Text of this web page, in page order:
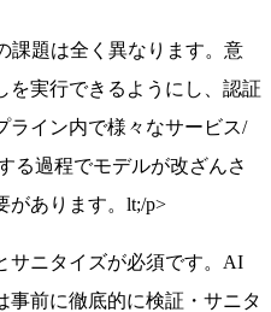
課題は全く異なります。意
を実行できるようにし、認証
ライン内で様々なサービス/
る過程でモデルが改ざんさ
があります。lt;/p>
サニタイズが必須です。AI
事前に徹底的に検証・サニタ